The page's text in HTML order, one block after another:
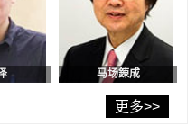
药的安全性，在转移性尿路上皮
皮书》，解读第七期基本计划
使物质
马场錬成
更多>>